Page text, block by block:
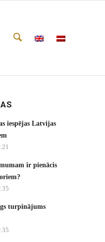
iespējas Latvijas
ir pienācis
turpinājums